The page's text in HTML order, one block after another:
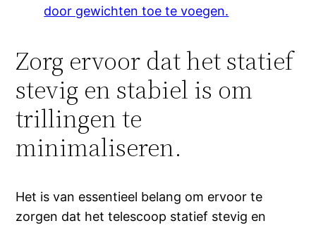
door gewichten toe te voegen.
Zorg ervoor dat het statief
stevig en stabiel is om
trillingen te
minimaliseren.
Het is van essentieel belang om ervoor te
zorgen dat het telescoop statief stevig en